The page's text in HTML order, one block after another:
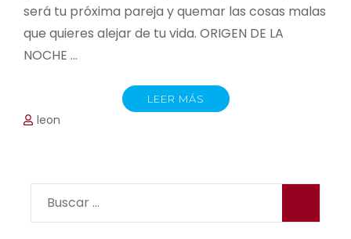
será tu próxima pareja y quemar las cosas malas
que quieres alejar de tu vida. ORIGEN DE LA
NOCHE …
LEER MÁS
leon
Buscar: